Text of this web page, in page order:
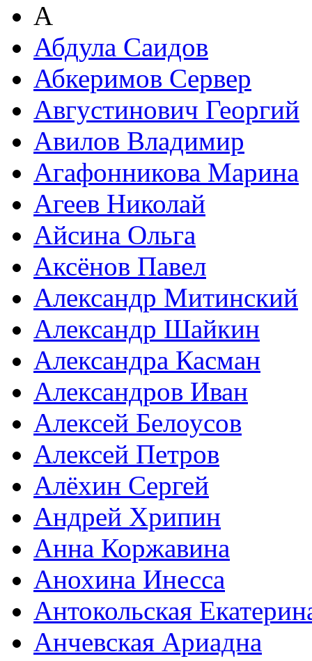
А
Абдула Саидов
Абкеримов Сервер
Августинович Георгий
Авилов Владимир
Агафонникова Марина
Агеев Николай
Айсина Ольга
Аксёнов Павел
Александр Митинский
Александр Шайкин
Александра Касман
Александров Иван
Алексей Белоусов
Алексей Петров
Алёхин Сергей
Андрей Хрипин
Анна Коржавина
Анохина Инесса
Антокольская
Анчевская Ариадна